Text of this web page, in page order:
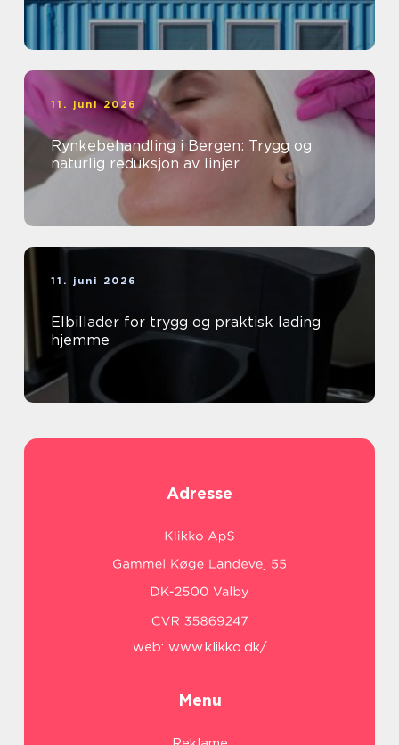
11. juni 2026
Rynkebehandling i Bergen: Trygg og
naturlig reduksjon av linjer
11. juni 2026
Elbillader for trygg og praktisk lading
hjemme
Adresse
web: www.klikko.dk/
Menu